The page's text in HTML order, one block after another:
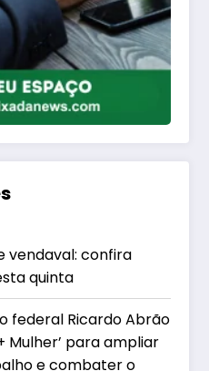
vendaval: confira
quinta
federal Ricardo Abrão
Mulher’ para ampliar
e combater o